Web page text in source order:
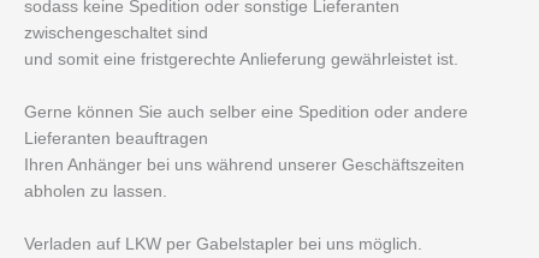
sodass keine Spedition oder sonstige Lieferanten
zwischengeschaltet sind
und somit eine fristgerechte Anlieferung gewährleistet ist.
Gerne können Sie auch selber eine Spedition oder andere
Lieferanten beauftragen
Ihren Anhänger bei uns während unserer Geschäftszeiten
abholen zu lassen.
Verladen auf LKW per Gabelstapler bei uns möglich.